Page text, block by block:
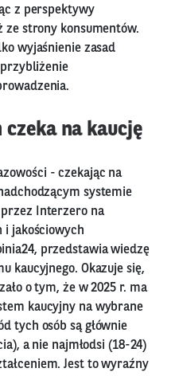
z perspektywy
ze strony konsumentów.
wyjaśnienie zasad
przybliżenie
na kaucję
- czekając na
systemie
przez Interzero na
i jakościowych
przedstawia wiedzę
kaucyjnego. Okazuje się,
o tym, że w 2025 r. ma
kaucyjny na wybrane
tych osób są głównie
a nie najmłodsi (18-24)
Jest to wyraźny